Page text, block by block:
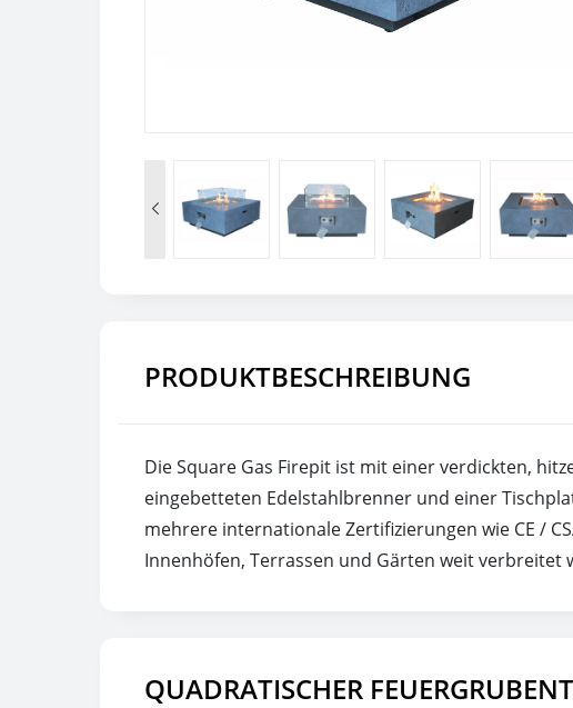

PRODUKTBESCHREIBUNG
Die Square Gas Firepit ist mit einer verdickten,
eingebetteten Edelstahlbrenner und einer
mehrere internationale Zertifizierungen wie CE /
Innenhöfen, Terrassen und Gärten weit verbreitet
QUADRATISCHER